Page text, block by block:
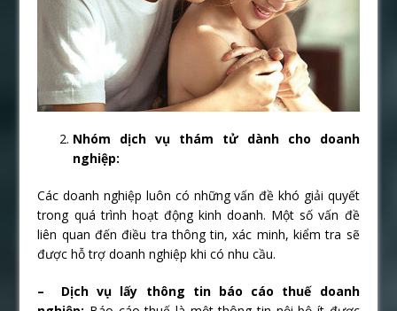
Nhóm dịch vụ thám tử dành cho doanh
nghiệp:
Các doanh nghiệp luôn có những vấn đề khó giải quyết
trong quá trình hoạt động kinh doanh. Một số vấn đề
liên quan đến điều tra thông tin, xác minh, kiểm tra sẽ
được hỗ trợ doanh nghiệp khi có nhu cầu.
– Dịch vụ lấy thông tin báo cáo thuế doanh